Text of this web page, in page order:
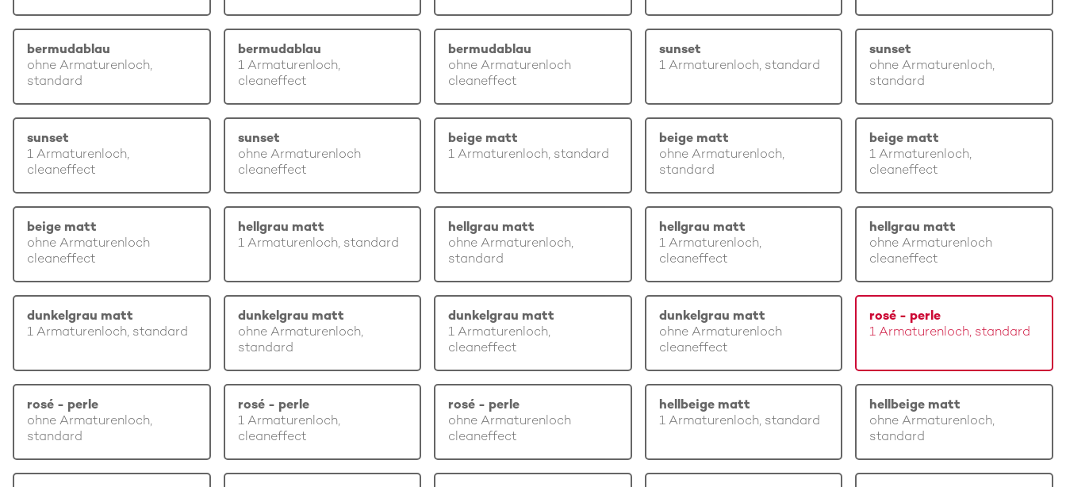
bermudablau
ohne Armaturenloch,
standard
bermudablau
1 Armaturenloch,
cleaneffect
bermudablau
ohne Armaturenloch
cleaneffect
sunset
1 Armaturenloch, standard
sunset
ohne Armaturenloch,
standard
sunset
1 Armaturenloch,
cleaneffect
sunset
ohne Armaturenloch
cleaneffect
beige matt
1 Armaturenloch, standard
beige matt
ohne Armaturenloch,
standard
beige matt
1 Armaturenloch,
cleaneffect
beige matt
ohne Armaturenloch
cleaneffect
hellgrau matt
1 Armaturenloch, standard
hellgrau matt
ohne Armaturenloch,
standard
hellgrau matt
1 Armaturenloch,
cleaneffect
hellgrau matt
ohne Armaturenloch
cleaneffect
dunkelgrau matt
1 Armaturenloch, standard
dunkelgrau matt
ohne Armaturenloch,
standard
dunkelgrau matt
1 Armaturenloch,
cleaneffect
dunkelgrau matt
ohne Armaturenloch
cleaneffect
rosé - perle
1 Armaturenloch, standard
rosé - perle
ohne Armaturenloch,
standard
rosé - perle
1 Armaturenloch,
cleaneffect
rosé - perle
ohne Armaturenloch
cleaneffect
hellbeige matt
1 Armaturenloch, standard
hellbeige matt
ohne Armaturenloch,
standard